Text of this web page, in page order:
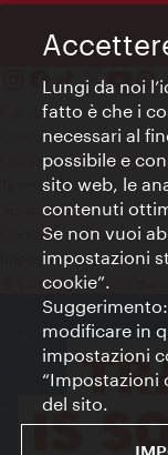
Contatti
Colophon
Dichiarazione sulla
Terms of Use
Accessibilità
Contatto stampa
Impostazioni cookie
© Copyright
Lungi da noi
fatto è che i
necessari al
possibile e
sito web, le
contenuti
Se non vuoi
impostazioni
cookie”.
modificare in
impostazioni
“Impostazioni
del sito.